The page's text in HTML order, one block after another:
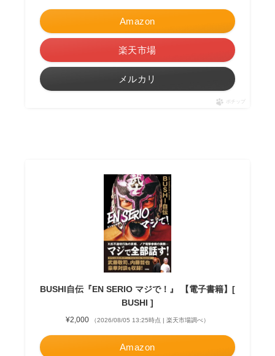
Amazon
楽天市場
メルカリ
ポチップ
BUSHI自伝『EN SERIO マジで！』 【電子書籍】[
BUSHI ]
¥2,000 （2026/08/05 13:25時点 | 楽天市場調べ）
Amazon